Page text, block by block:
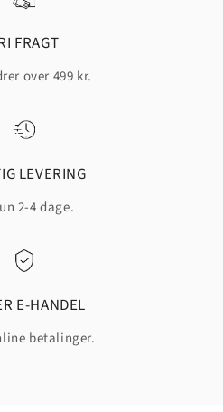
FRAGT
over 499 kr.
LEVERING
2-4 dage.
E-HANDEL
betalinger.